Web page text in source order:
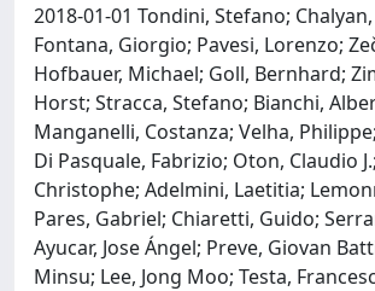
2018-01-01 Tondini, Stefano;
Fontana, Giorgio; Pavesi, Lorenzo;
Hofbauer, Michael; Goll, Bernhard;
Horst; Stracca, Stefano; Bianchi,
Manganelli, Costanza; Velha,
Di Pasquale, Fabrizio; Oton, Claudio
Christophe; Adelmini, Laetitia;
Pares, Gabriel; Chiaretti, Guido;
Ayucar, Jose Ángel; Preve, Giovan
Minsu; Lee, Jong Moo; Testa,